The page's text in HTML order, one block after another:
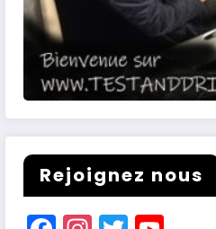
Rejoignez nous